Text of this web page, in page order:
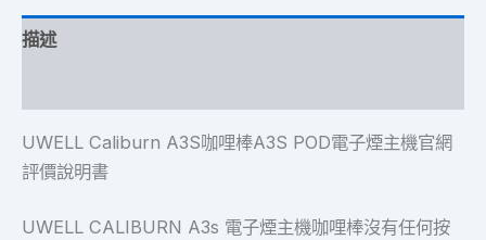
描述
UWELL Caliburn A3S咖哩棒A3S POD電子煙主機官網
評價說明書
UWELL CALIBURN A3s 電子煙主機咖哩棒沒有任何按